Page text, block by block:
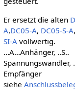
Er ersetzt die alten
A,DC05-A, DC05-S-A,
SI-A vollwertig.
...A...Anhänger, ..S..
Spannungswandler,
Empfänger
siehe